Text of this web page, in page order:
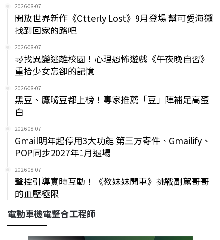
2026-08-07
開放世界新作《Otterly Lost》9月登場 幫可愛海獺
找到回家的路吧
2026-08-07
尋找異變逃離校園！心理恐怖遊戲《午夜晚自習》
重拾少女忘卻的記憶
2026-08-07
黑豆、鷹嘴豆都上榜！專家推薦「豆」陣補足高蛋
白
2026-08-07
Gmail明年起停用3大功能 第三方寄件、Gmailify、
POP同步2027年1月退場
2026-08-07
聲控引導實時互動！《教妹妹開車》挑戰副駕哥哥
的血壓極限
電動車機電整合工程師